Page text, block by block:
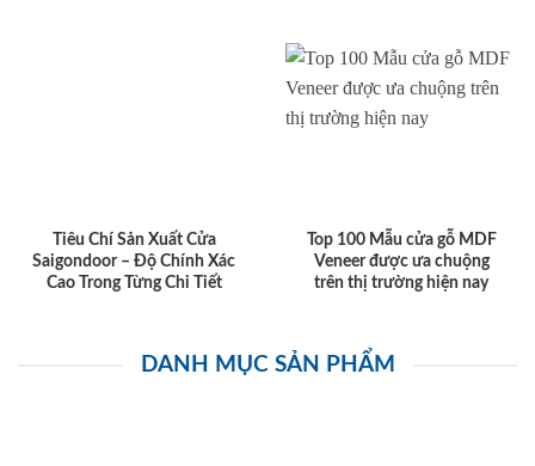
Tiêu Chí Sản Xuất Cửa
Saigondoor – Độ Chính Xác
Cao Trong Từng Chi Tiết
Top 100 Mẫu cửa gỗ MDF
Veneer được ưa chuộng
trên thị trường hiện nay
DANH MỤC SẢN PHẨM